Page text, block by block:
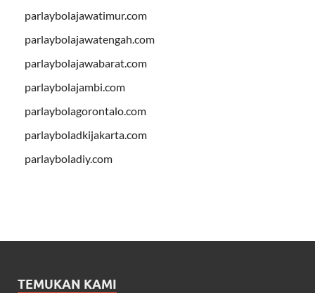
parlaybolajawatimur.com
parlaybolajawatengah.com
parlaybolajawabarat.com
parlaybolajambi.com
parlaybolagorontalo.com
parlayboladkijakarta.com
parlayboladiy.com
TEMUKAN KAMI